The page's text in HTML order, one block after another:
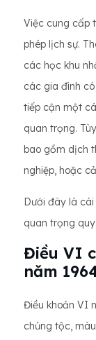
Việc cung cấp
phép lịch sự.
các học khu
các gia đình
tiếp cận một
quan trọng.
bao gồm dịch
nghiệp, hoặc
Dưới đây là
quan trọng
Điều VI
năm
Điều khoản VI
chủng tộc,